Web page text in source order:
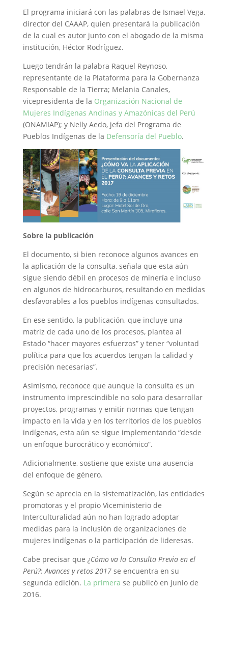
El programa iniciará con las palabras de Ismael Vega,
director del CAAAP, quien presentará la publicación
de la cual es autor junto con el abogado de la misma
institución, Héctor Rodríguez.
Luego tendrán la palabra Raquel Reynoso,
representante de la Plataforma para la Gobernanza
Responsable de la Tierra; Melania Canales,
vicepresidenta de la Organización Nacional de
Mujeres Indígenas Andinas y Amazónicas del Perú
(ONAMIAP); y Nelly Aedo, jefa del Programa de
Pueblos Indígenas de la Defensoría del Pueblo.
Sobre la publicación
El documento, si bien reconoce algunos avances en
la aplicación de la consulta, señala que esta aún
sigue siendo débil en procesos de minería e incluso
en algunos de hidrocarburos, resultando en medidas
desfavorables a los pueblos indígenas consultados.
En ese sentido, la publicación, que incluye una
matriz de cada uno de los procesos, plantea al
Estado “hacer mayores esfuerzos” y tener “voluntad
política para que los acuerdos tengan la calidad y
precisión necesarias”.
Asimismo, reconoce que aunque la consulta es un
instrumento imprescindible no solo para desarrollar
proyectos, programas y emitir normas que tengan
impacto en la vida y en los territorios de los pueblos
indígenas, esta aún se sigue implementando “desde
un enfoque burocrático y económico”.
Adicionalmente, sostiene que existe una ausencia
del enfoque de género.
Según se aprecia en la sistematización, las entidades
promotoras y el propio Viceministerio de
Interculturalidad aún no han logrado adoptar
medidas para la inclusión de organizaciones de
mujeres indígenas o la participación de lideresas.
Cabe precisar que ¿Cómo va la Consulta Previa en el
Perú?: Avances y retos 2017 se encuentra en su
segunda edición. La primera se publicó en junio de
2016.